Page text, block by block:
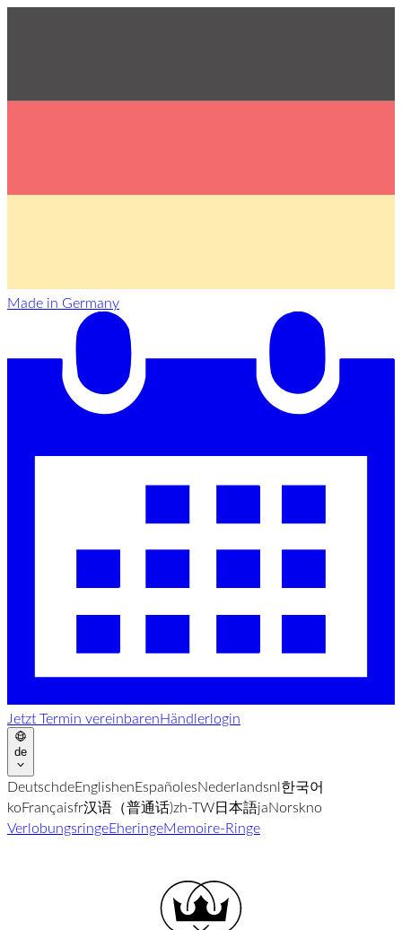
Made in Germany
Jetzt Termin vereinbarenHändlerlogin
de
DeutschdeEnglishenEspañolesNederlandsnl한국어
koFrançaisfr汉语（普通话)zh-TW日本語jaNorskno
VerlobungsringeEheringeMemoire-Ringe